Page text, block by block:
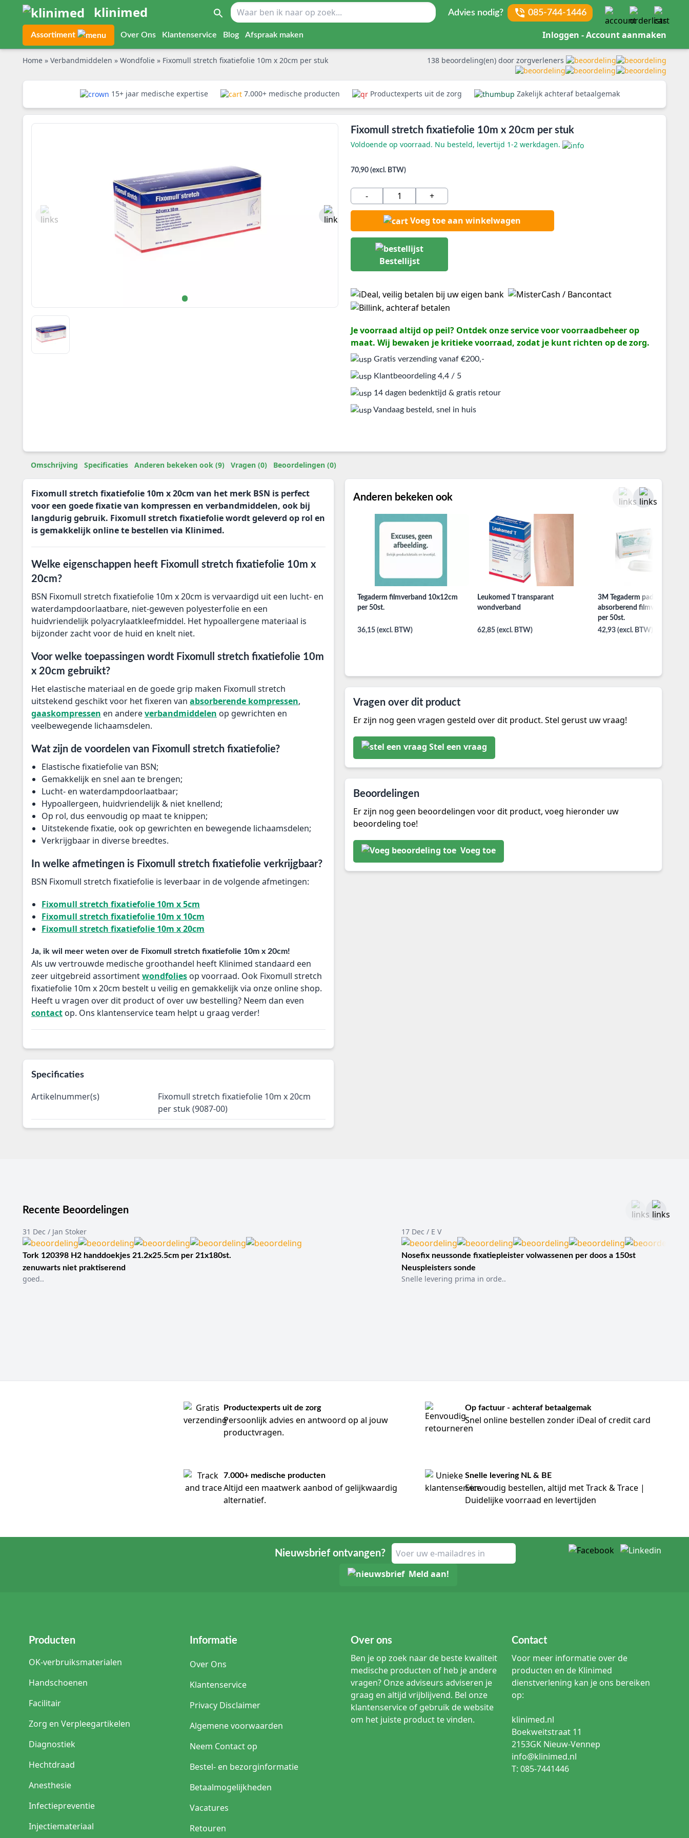
klinimed Advies nodig? 085-744-1446
Assortiment Over Ons Klantenservice Blog Afspraak maken Inloggen - Account aanmaken
Home » Verbandmiddelen » Wondfolie » Fixomull stretch fixatiefolie 10m x 20cm per stuk 138 beoordeling(en) door zorgverleners
15+ jaar medische expertise 7.000+ medische producten Productexperts uit de zorg Zakelijk achteraf betaalgemak
Fixomull stretch fixatiefolie 10m x 20cm per stuk
Voldoende op voorraad. Nu besteld, levertijd 1-2 werkdagen.
70,90 (excl. BTW)
- +
Voeg toe aan winkelwagen
Bestellijst
Je voorraad altijd op peil? Ontdek onze service voor voorraadbeheer op
maat. Wij bewaken je kritieke voorraad, zodat je kunt richten op de zorg.
Gratis verzending vanaf €200,-
Klantbeoordeling 4,4 / 5
14 dagen bedenktijd & gratis retour
Vandaag besteld, snel in huis
Omschrijving Specificaties Anderen bekeken ook (9) Vragen (0) Beoordelingen (0)
Fixomull stretch fixatiefolie 10m x 20cm van het merk BSN is perfect
voor een goede fixatie van kompressen en verbandmiddelen, ook bij
langdurig gebruik. Fixomull stretch fixatiefolie wordt geleverd op rol en
is gemakkelijk online te bestellen via Klinimed.
Welke eigenschappen heeft Fixomull stretch fixatiefolie 10m x
20cm?
BSN Fixomull stretch fixatiefolie 10m x 20cm is vervaardigd uit een lucht- en
waterdampdoorlaatbare, niet-geweven polyesterfolie en een
huidvriendelijk polyacrylaatkleefmiddel. Het hypoallergene materiaal is
bijzonder zacht voor de huid en knelt niet.
Voor welke toepassingen wordt Fixomull stretch fixatiefolie 10m
x 20cm gebruikt?
Het elastische materiaal en de goede grip maken Fixomull stretch
uitstekend geschikt voor het fixeren van absorberende kompressen,
gaaskompressen en andereverbandmiddelen op gewrichten en
veelbewegende lichaamsdelen.
Wat zijn de voordelen van Fixomull stretch fixatiefolie?
Elastische fixatiefolie van BSN;
Gemakkelijk en snel aan te brengen;
Lucht- en waterdampdoorlaatbaar;
Hypoallergeen, huidvriendelijk & niet knellend;
Op rol, dus eenvoudig op maat te knippen;
Uitstekende fixatie, ook op gewrichten en bewegende lichaamsdelen;
Verkrijgbaar in diverse breedtes.
In welke afmetingen is Fixomull stretch fixatiefolie verkrijgbaar?
BSN Fixomull stretch fixatiefolie is leverbaar in de volgende afmetingen:
Fixomull stretch fixatiefolie 10m x 5cm
Fixomull stretch fixatiefolie 10m x 10cm
Fixomull stretch fixatiefolie 10m x 20cm
Ja, ik wil meer weten over de Fixomull stretch fixatiefolie 10m x 20cm!
Als uw vertrouwde medische groothandel heeft Klinimed standaard een
zeer uitgebreid assortimentwondfolies op voorraad. Ook Fixomull stretch
fixatiefolie 10m x 20cm bestelt u veilig en gemakkelijk via onze online shop.
Heeft u vragen over dit product of over uw bestelling? Neem dan even
contact op. Ons klantenservice team helpt u graag verder!
Specificaties
Artikelnummer(s)
Fixomull stretch fixatiefolie 10m x 20cm
per stuk (9087-00)
Anderen bekeken ook
Tegaderm filmverband 10x12cm
per 50st.
36,15 (excl. BTW)
Leukomed T transparant
wondverband
62,85 (excl. BTW)
3M Tegaderm pad
absorberend filmverband
per 50st.
42,93 (excl. BTW)
Vragen over dit product
Er zijn nog geen vragen gesteld over dit product. Stel gerust uw vraag!
Stel een vraag
Beoordelingen
Er zijn nog geen beoordelingen voor dit product, voeg hieronder uw
beoordeling toe!
Voeg toe
Recente Beoordelingen
31 Dec / Jan Stoker
Tork 120398 H2 handdoekjes 21.2x25.5cm per 21x180st.
zenuwarts niet praktiserend
goed..
17 Dec / E V
Nosefix neussonde fixatiepleister volwassenen per doos a 150st
Neuspleisters sonde
Snelle levering prima in orde..
Productexperts uit de zorg
Persoonlijk advies en antwoord op al jouw
productvragen.
Op factuur - achteraf betaalgemak
Snel online bestellen zonder iDeal of credit card
7.000+ medische producten
Altijd een maatwerk aanbod of gelijkwaardig
alternatief.
Snelle levering NL & BE
Eenvoudig bestellen, altijd met Track & Trace |
Duidelijke voorraad en levertijden
Nieuwsbrief ontvangen?
Meld aan!
Producten
OK-verbruiksmaterialen
Handschoenen
Facilitair
Zorg en Verpleegartikelen
Diagnostiek
Hechtdraad
Anesthesie
Infectiepreventie
Injectiemateriaal
Informatie
Over Ons
Klantenservice
Privacy Disclaimer
Algemene voorwaarden
Neem Contact op
Bestel- en bezorginformatie
Betaalmogelijkheden
Vacatures
Retouren
Over ons
Ben je op zoek naar de beste kwaliteit
medische producten of heb je andere
vragen? Onze adviseurs adviseren je
graag en altijd vrijblijvend. Bel onze
klantenservice of gebruik de website
om het juiste product te vinden.
Contact
Voor meer informatie over de
producten en de Klinimed
dienstverlening kan je ons bereiken
op:
klinimed.nl
Boekweitstraat 11
2153GK Nieuw-Vennep
info@klinimed.nl
T: 085-7441446